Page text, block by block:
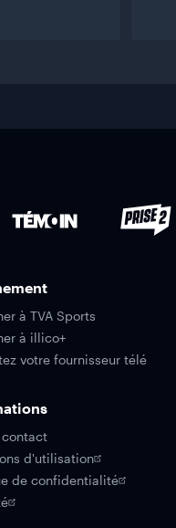
à TVA Sports
à illico+
votre fournisseur télé
d'utilisation
de confidentialité